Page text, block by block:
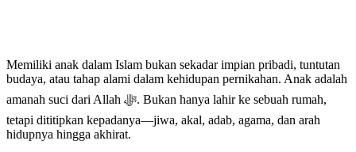
Memiliki anak dalam Islam bukan sekadar impian pribadi, tuntutan
budaya, atau tahap alami dalam kehidupan pernikahan. Anak adalah
amanah suci dari Allah ﷻ. Bukan hanya lahir ke sebuah rumah,
tetapi dititipkan kepadanya—jiwa, akal, adab, agama, dan arah
hidupnya hingga akhirat.